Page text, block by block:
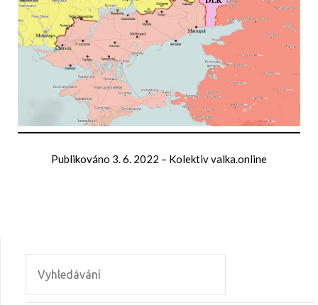
Publikováno 3. 6. 2022 – Kolektiv valka.online